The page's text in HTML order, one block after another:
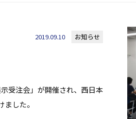
2019.09.10 お知らせ
受注会」が開催され、西日本
した。